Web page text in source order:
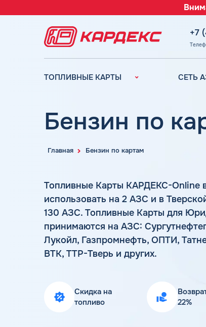
+7
ТОПЛИВНЫЕ КАРТЫ
Преимущества
Индивидуальный
Шиномонтаж
Вопросы и Ответы
СЕТЬ
АЗС
АЗС
АЗС
Главная Бензин по картам
Бензин по
Топливные Карты КАРДЕКС-Online
использовать на 2 АЗС и в
130 АЗС. Топливные Карты для
принимаются на АЗС:
Лукойл, Газпромнефть, ОПТИ,
ВТК, ТТР-Тверь и других.
Скидка на
топливо
22%